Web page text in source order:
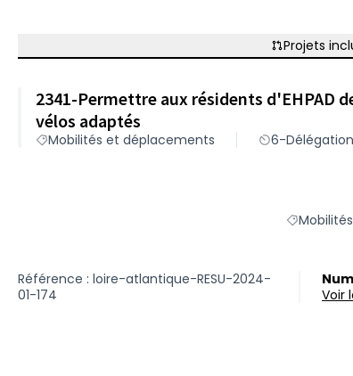
Projets
2341-Permettre aux résidents d'EHPAD
vélos adaptés
Mobilités et déplacements 6-
Filtrer les
Référence : loire-atlantique-RESU-2024-
01-174